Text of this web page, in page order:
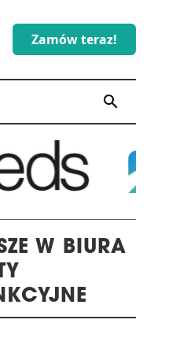
Zamów teraz!
search
W BIURA